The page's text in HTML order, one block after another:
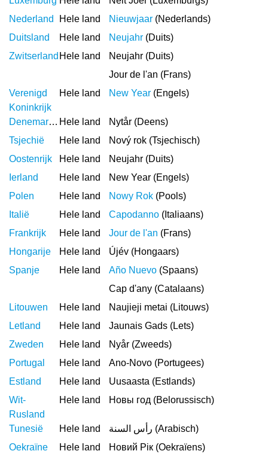
Nederland
Hele land Nieuwjaar (Nederlands)
Duitsland
Hele land Neujahr (Duits)
Zwitserland Hele land
Neujahr (Duits)
Jour de l'an (Frans)
Verenigd
Koninkrijk
Hele land New Year (Engels)
Denemarken Hele land
Nytår (Deens)
Tsjechië
Hele land
Nový rok (Tsjechisch)
Oostenrijk
Hele land
Neujahr (Duits)
Ierland
Hele land
New Year (Engels)
Polen
Hele land Nowy Rok (Pools)
Italië
Hele land Capodanno (Italiaans)
Frankrijk
Hele land Jour de l'an (Frans)
Hongarije
Hele land
Újév (Hongaars)
Spanje
Hele land Año Nuevo (Spaans)
Cap d'any (Catalaans)
Litouwen
Hele land
Naujieji metai (Litouws)
Letland
Hele land
Jaunais Gads (Lets)
Zweden
Hele land
Nyår (Zweeds)
Portugal
Hele land
Ano-Novo (Portugees)
Estland
Hele land
Uusaasta (Estlands)
Wit-
Rusland
Hele land Новы год (Belorussisch)
Tunesië Hele land
رأس السنة (Arabisch)
Oekraïne
Hele land
Новий Рік (Oekraïens)